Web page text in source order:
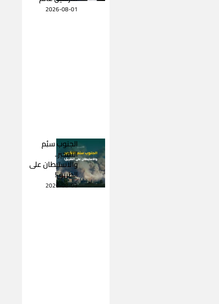
2026-08-01
الجنوب سئِم
التفجير..
والاستيطان على
الطريق!
2026-08-03